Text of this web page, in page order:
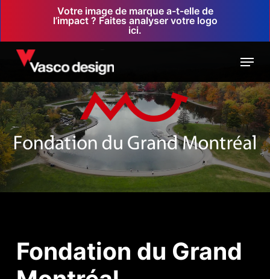
main
content
Votre image de marque a-t-elle de
l’impact ? Faites analyser votre logo
ici.
Menu
Fondation du Grand